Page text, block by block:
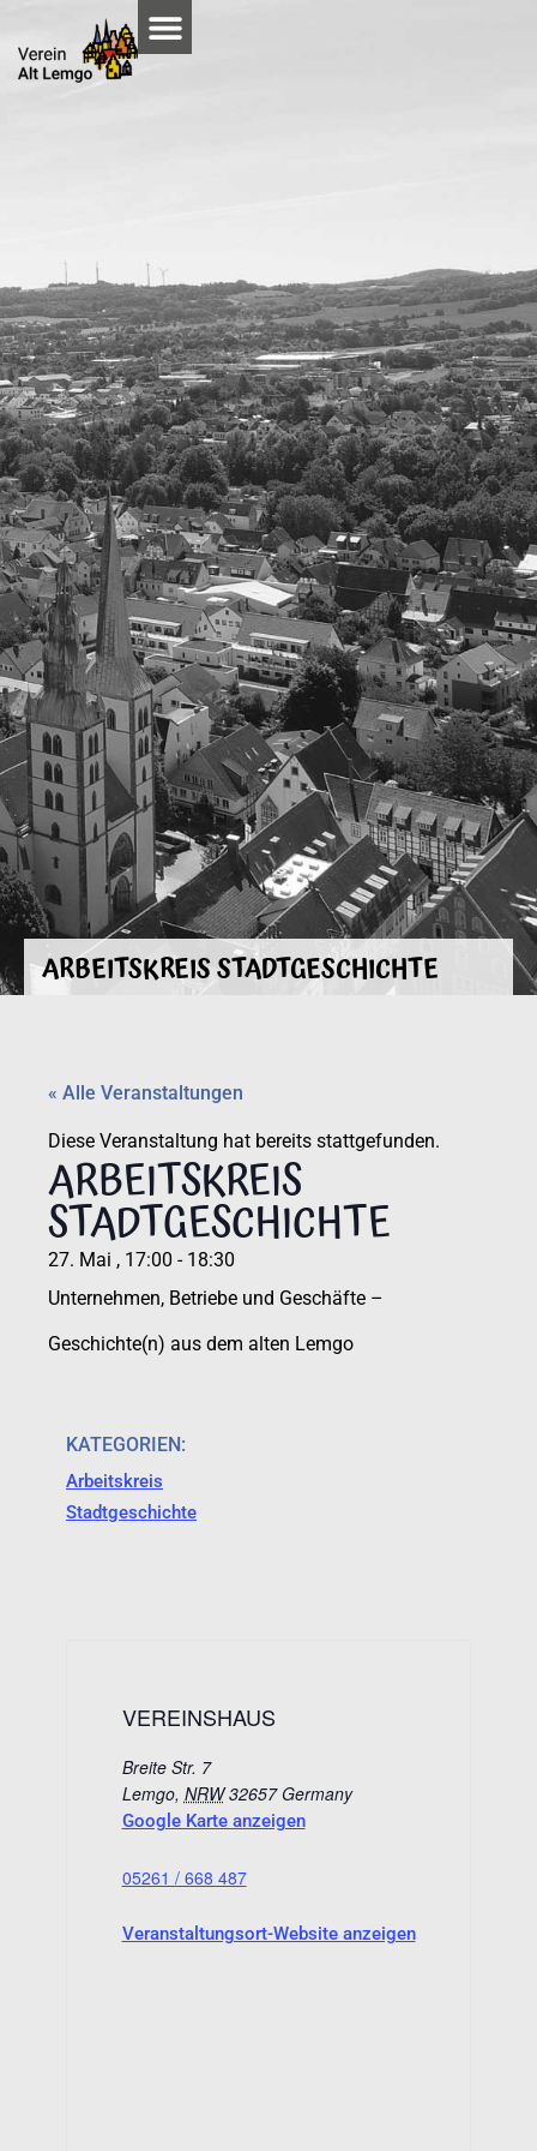
ARBEITSKREIS STADTGESCHICHTE
« Alle Veranstaltungen
Diese Veranstaltung hat bereits stattgefunden.
ARBEITSKREIS
STADTGESCHICHTE
27. Mai , 17:00 - 18:30
Unternehmen, Betriebe und Geschäfte –
Geschichte(n) aus dem alten Lemgo
KATEGORIEN:
Arbeitskreis
Stadtgeschichte
VEREINSHAUS
Breite Str. 7
Lemgo, NRW 32657 Germany
Google Karte anzeigen
05261 / 668 487
Veranstaltungsort-Website anzeigen